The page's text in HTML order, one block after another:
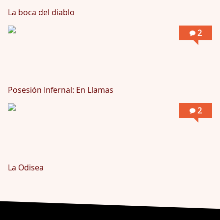
La boca del diablo
2
Posesión Infernal: En Llamas
2
La Odisea